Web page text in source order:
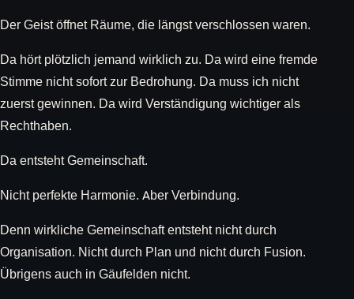
Der Geist öffnet Räume, die längst verschlossen waren.
Da hört plötzlich jemand wirklich zu. Da wird eine fremde
Stimme nicht sofort zur Bedrohung. Da muss ich nicht
zuerst gewinnen. Da wird Verständigung wichtiger als
Rechthaben.
Da entsteht Gemeinschaft.
Nicht perfekte Harmonie. Aber Verbindung.
Denn wirkliche Gemeinschaft entsteht nicht durch
Organisation. Nicht durch Plan und nicht durch Fusion.
Übrigens auch in Gäufelden nicht.